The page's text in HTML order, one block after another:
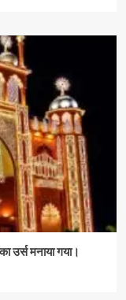
उर्स मनाया गया।